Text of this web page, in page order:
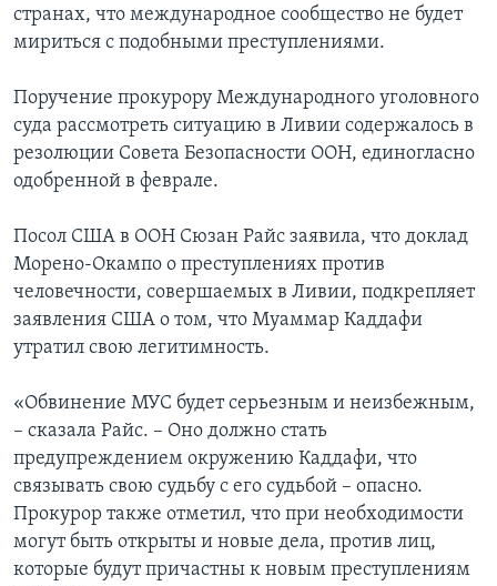
странах, что международное сообщество не будет
мириться с подобными преступлениями.
Поручение прокурору Международного уголовного
суда рассмотреть ситуацию в Ливии содержалось в
резолюции Совета Безопасности ООН, единогласно
одобренной в феврале.
Посол США в ООН Сюзан Райс заявила, что доклад
Морено-Окампо о преступлениях против
человечности, совершаемых в Ливии, подкрепляет
заявления США о том, что Муаммар Каддафи
утратил свою легитимность.
«Обвинение МУС будет серьезным и неизбежным,
– сказала Райс. – Оно должно стать
предупреждением окружению Каддафи, что
связывать свою судьбу с его судьбой – опасно.
Прокурор также отметил, что при необходимости
могут быть открыты и новые дела, против лиц,
которые будут причастны к новым преступлениям